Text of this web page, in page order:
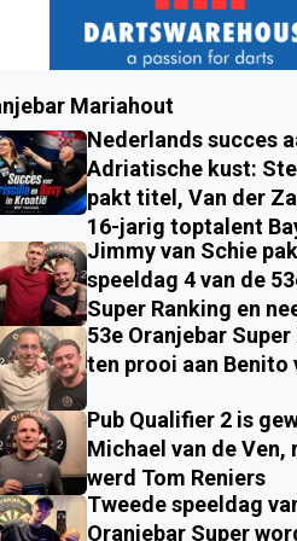
Mariahout
Nederlands succes
Adriatische kust:
pakt titel, Van der
16-jarig toptalent
Jimmy van Schie
speeldag 4 van de
Super Ranking en
53e Oranjebar
ten prooi aan Benito
Pub Qualifier 2 is
Michael van de Ven,
werd Tom Reniers
Tweede speeldag
Oranjebar Super